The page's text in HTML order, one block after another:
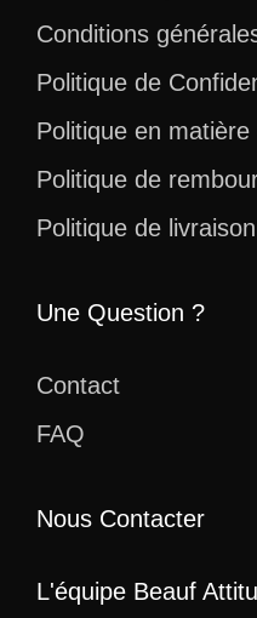
Conditions
Politique de
Politique en
Politique de
Politique de livraison
Une Question ?
Contact
FAQ
Nous Contacter
L'équipe Beauf